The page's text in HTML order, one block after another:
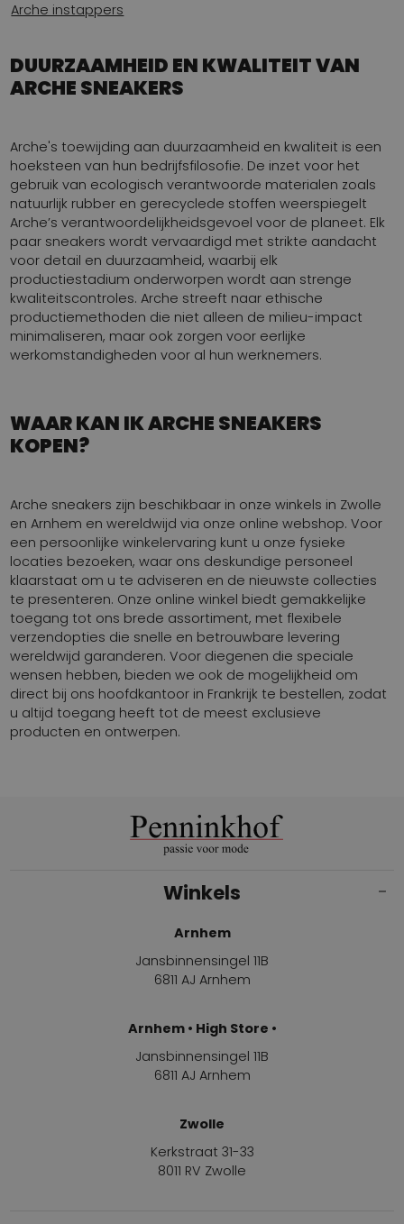
Arche instappers
DUURZAAMHEID EN KWALITEIT VAN
ARCHE SNEAKERS
Arche's toewijding aan duurzaamheid en kwaliteit is een
hoeksteen van hun bedrijfsfilosofie. De inzet voor het
gebruik van ecologisch verantwoorde materialen zoals
natuurlijk rubber en gerecyclede stoffen weerspiegelt
Arche’s verantwoordelijkheidsgevoel voor de planeet. Elk
paar sneakers wordt vervaardigd met strikte aandacht
voor detail en duurzaamheid, waarbij elk
productiestadium onderworpen wordt aan strenge
kwaliteitscontroles. Arche streeft naar ethische
productiemethoden die niet alleen de milieu-impact
minimaliseren, maar ook zorgen voor eerlijke
werkomstandigheden voor al hun werknemers.
WAAR KAN IK ARCHE SNEAKERS
KOPEN?
Arche sneakers zijn beschikbaar in onze winkels in Zwolle
en Arnhem en wereldwijd via onze online webshop. Voor
een persoonlijke winkelervaring kunt u onze fysieke
locaties bezoeken, waar ons deskundige personeel
klaarstaat om u te adviseren en de nieuwste collecties
te presenteren. Onze online winkel biedt gemakkelijke
toegang tot ons brede assortiment, met flexibele
verzendopties die snelle en betrouwbare levering
wereldwijd garanderen. Voor diegenen die speciale
wensen hebben, bieden we ook de mogelijkheid om
direct bij ons hoofdkantoor in Frankrijk te bestellen, zodat
u altijd toegang heeft tot de meest exclusieve
producten en ontwerpen.
Winkels
Arnhem
Jansbinnensingel 11B
6811 AJ Arnhem
Arnhem • High Store •
Jansbinnensingel 11B
6811 AJ Arnhem
Zwolle
Kerkstraat 31-33
8011 RV Zwolle